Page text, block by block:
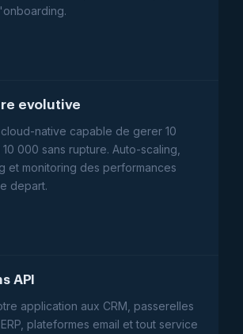
evolutive
native capable de gerer 10
000 sans rupture. Auto-scaling,
et monitoring des performances
depart.
API
application aux CRM, passerelles
plateformes email et tout service